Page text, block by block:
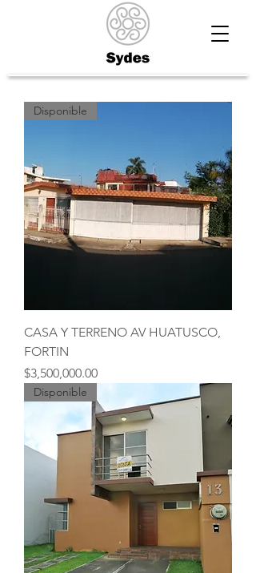
Disponible
CASA Y TERRENO AV HUATUSCO,
FORTIN
Precio
$3,500,000.00
Disponible